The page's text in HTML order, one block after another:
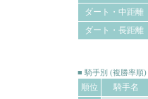
ダート・中距離
ダート・長距離
■ 騎手別 (複勝率順)
順位 騎手名